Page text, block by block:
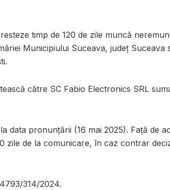
timp de 120 de zile muncă
Municipiului Suceava, judeţ Suceava
către SC Fabio Electronics SRL
data pronunțării (16 mai 2025). Față de
zile de la comunicare, în caz contrar
314/2024.